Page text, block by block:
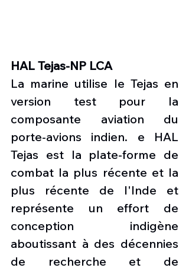
HAL Tejas-NP LCA
La marine utilise le Tejas en
version test pour la
composante aviation du
porte-avions indien. e HAL
Tejas est la plate-forme de
combat la plus récente et la
plus récente de l'Inde et
représente un effort de
conception indigène
aboutissant à des décennies
de recherche et de